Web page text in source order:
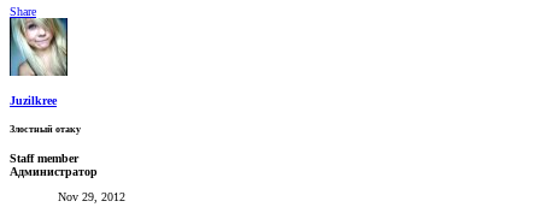
Share
Juzilkree
Злостный отаку
Staff member
Администратор
Nov 29, 2012